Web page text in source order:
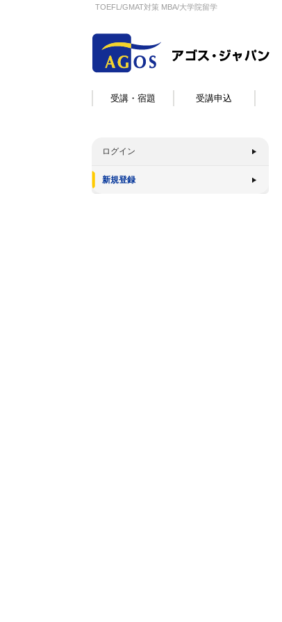
TOEFL/GMAT対策 MBA/大学院留学
受講・宿題 受講申込
ログイン
新規登録